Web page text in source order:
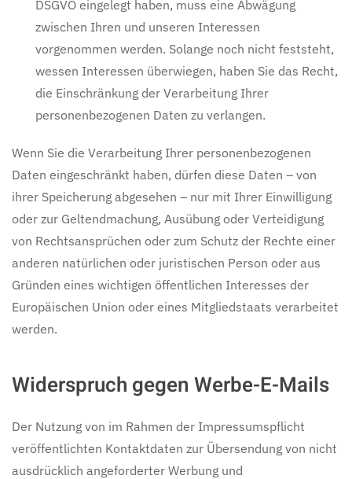
DSGVO eingelegt haben, muss eine Abwägung
zwischen Ihren und unseren Interessen
vorgenommen werden. Solange noch nicht feststeht,
wessen Interessen überwiegen, haben Sie das Recht,
die Einschränkung der Verarbeitung Ihrer
personenbezogenen Daten zu verlangen.
Wenn Sie die Verarbeitung Ihrer personenbezogenen
Daten eingeschränkt haben, dürfen diese Daten – von
ihrer Speicherung abgesehen – nur mit Ihrer Einwilligung
oder zur Geltendmachung, Ausübung oder Verteidigung
von Rechtsansprüchen oder zum Schutz der Rechte einer
anderen natürlichen oder juristischen Person oder aus
Gründen eines wichtigen öffentlichen Interesses der
Europäischen Union oder eines Mitgliedstaats verarbeitet
werden.
Widerspruch gegen Werbe-E-Mails
Der Nutzung von im Rahmen der Impressumspflicht
veröffentlichten Kontaktdaten zur Übersendung von nicht
ausdrücklich angeforderter Werbung und